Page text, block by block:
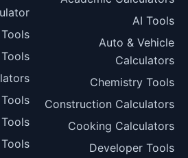
AI Tools
Auto & Vehicle
Calculators
Chemistry Tools
Construction Calculators
Cooking Calculators
Developer Tools
Tools